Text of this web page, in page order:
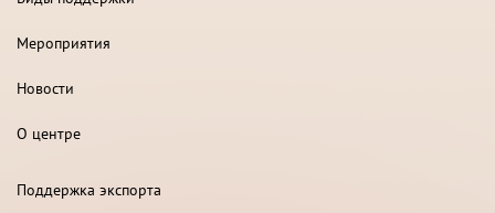
Мероприятия
Новости
О центре
Поддержка экспорта